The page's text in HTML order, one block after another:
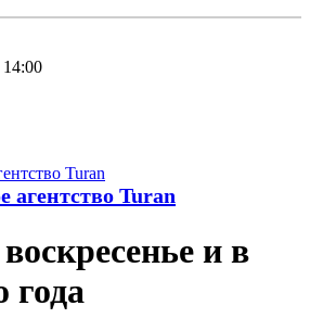
14:00
Turan
и в
года